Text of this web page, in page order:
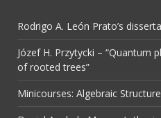
Rodrigo A. León Prato’s
Józef H. Przytycki – “Quantum
of rooted trees”
Minicourses: Algebraic